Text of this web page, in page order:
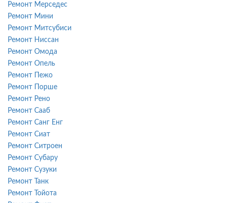
Ремонт Мерседес
Ремонт Мини
Ремонт Митсубиси
Ремонт Ниссан
Ремонт Омода
Ремонт Опель
Ремонт Пежо
Ремонт Порше
Ремонт Рено
Ремонт Сааб
Ремонт Санг Енг
Ремонт Сиат
Ремонт Ситроен
Ремонт Субару
Ремонт Сузуки
Ремонт Танк
Ремонт Тойота